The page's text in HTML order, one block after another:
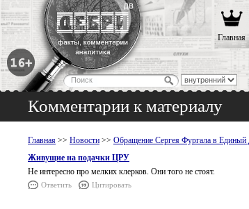
Главная
Комментарии к материалу
Главная >> Новости >> Обращение Сергея Фургала в Единый
Живущие на подачки ЦРУ
Не интересно про мелких клерков. Они того не стоят.
Ответить Цитировать